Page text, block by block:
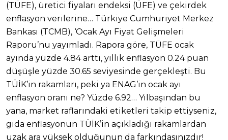
(TÜFE), üretici fiyaları endeksi (ÜFE) ve çekirdek
enflasyon verilerine… Türkiye Cumhuriyet Merkez
Bankası (TCMB), ‘Ocak Ayı Fiyat Gelişmeleri
Raporu’nu yayımladı. Rapora göre, TÜFE ocak
ayında yüzde 4.84 arttı, yıllık enflasyon 0.24 puan
düşüşle yüzde 30.65 seviyesinde gerçekleşti. Bu
TÜİK’in rakamları, peki ya ENAG’in ocak ayı
enflasyon oranı ne? Yüzde 6.92… Yılbaşından bu
yana, market raflarındaki etiketleri takip ettiyseniz,
gıda enflasyonun TÜİK’in açıkladığı rakamlardan
uzak ara yüksek olduğunun da farkındasınızdır!